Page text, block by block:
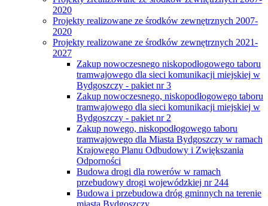
2020
Projekty realizowane ze środków zewnętrznych 2007-
2020
Projekty realizowane ze środków zewnętrznych 2021-
2027
Zakup nowoczesnego niskopodłogowego taboru
tramwajowego dla sieci komunikacji miejskiej w
Bydgoszczy - pakiet nr 3
Zakup nowoczesnego, niskopodłogowego taboru
tramwajowego dla sieci komunikacji miejskiej w
Bydgoszczy - pakiet nr 2
Zakup nowego, niskopodłogowego taboru
tramwajowego dla Miasta Bydgoszczy w ramach
Krajowego Planu Odbudowy i Zwiększania
Odporności
Budowa drogi dla rowerów w ramach
przebudowy drogi wojewódzkiej nr 244
Budowa i przebudowa dróg gminnych na terenie
miasta Bydgoszczy